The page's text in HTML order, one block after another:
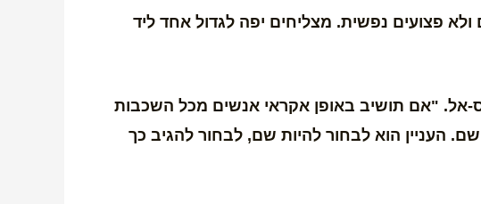
פצועים נפשית. מצליחים יפה לגדול אחד ליד
אל. "אם תושיב באופן אקראי אנשים מכל השכבות
העניין הוא לבחור להיות שם, לבחור להגיב כך